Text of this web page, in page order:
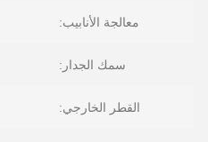
معالجة الأنابيب:
سمك الجدار:
القطر الخارجي: